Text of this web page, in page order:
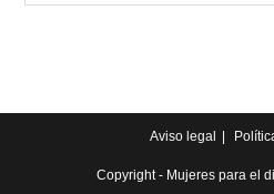
Aviso legal
Copyright - Mujeres para el